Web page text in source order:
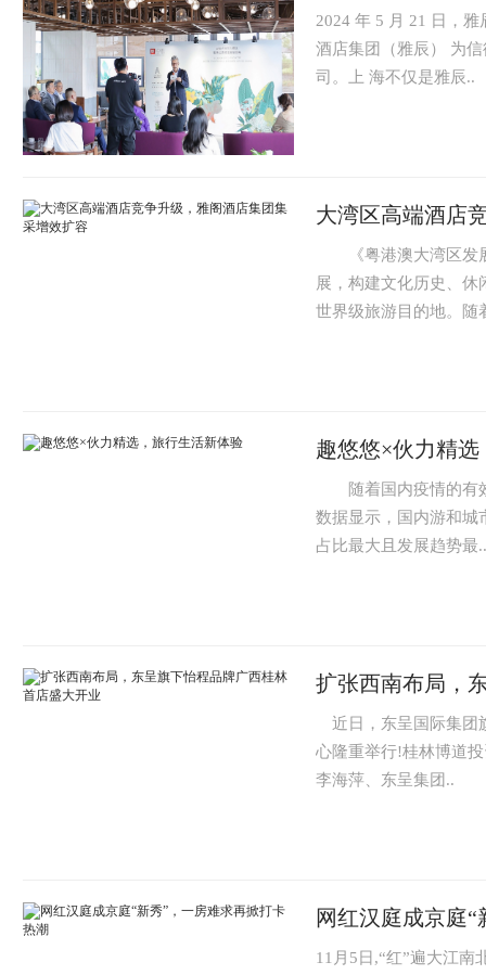
2024 年 5 月 21 日，
酒店集团（雅辰） 为
司。上 海不仅是雅辰..
大湾区高端酒店
《粤港澳大湾区发展
展，构建文化历史、
世界级旅游目的地。随
趣悠悠×伙力精
随着国内疫情的有效
数据显示，国内游和城
占比最大且发展趋势最..
扩张西南布局，
近日，东呈国际集团
心隆重举行!桂林博道
李海萍、东呈集团..
网红汉庭成京庭
11月5日,“红”遍大江南